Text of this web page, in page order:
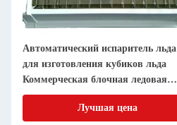
Автоматический испаритель льда
для изготовления кубиков льда
Коммерческая блочная ледовая
машина
Лучшая цена